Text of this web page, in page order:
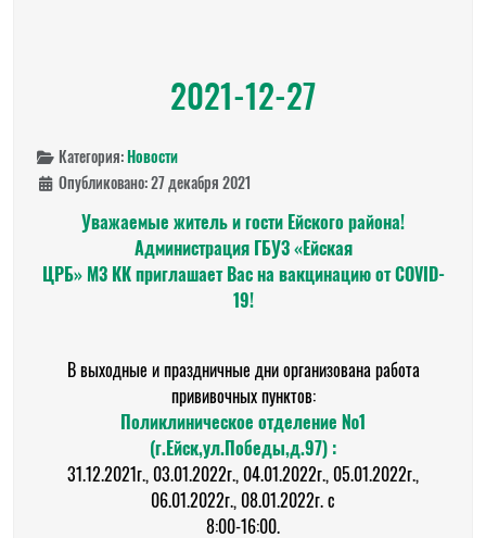
2021-12-27
Категория:Новости
Опубликовано: 27 декабря 2021
Уважаемые житель и гости Ейского района!
Администрация ГБУЗ «Ейская
ЦРБ» МЗ КК приглашает Вас на вакцинацию от COVID-
19!
В выходные и праздничные дни организована работа
прививочных пунктов:
Поликлиническое отделение №1
(г.Ейск,ул.Победы,д.97) :
31.12.2021г., 03.01.2022г., 04.01.2022г., 05.01.2022г.,
06.01.2022г., 08.01.2022г. с
8:00-16:00.